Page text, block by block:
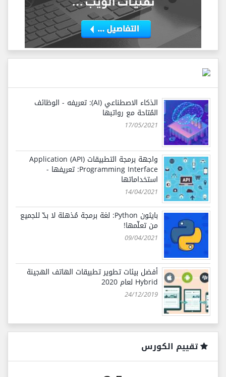
الذكاء الاصطناعي (AI): تعريفه - الوظائف
المُتاحة مع رواتبها
17/05/2021
واجهة برمجة التطبيقات (API) Application
Programming Interface: تعريفها -
استخداماتها
14/04/2021
بايثون Python: لغة برمجة مُذهلة لا بدّ للجميع
من تعلّمها!
09/04/2021
أفضل بيئات تطوير تطبيقات الهاتف الهجينة
Hybrid لعام 2020
24/12/2019
تقييم الكورس